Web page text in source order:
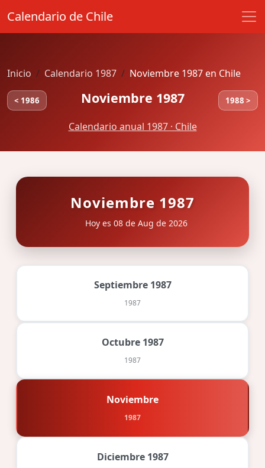
Calendario de Chile
Inicio Calendario 1987 Noviembre 1987 en Chile
< 1986 Noviembre 1987 1988 >
Calendario anual 1987 · Chile
Noviembre 1987
Hoy es 08 de Aug de 2026
Septiembre 1987
1987
Octubre 1987
1987
Noviembre
1987
Diciembre 1987